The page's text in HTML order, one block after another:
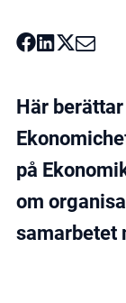
Här berättar
på
om
samarbetet